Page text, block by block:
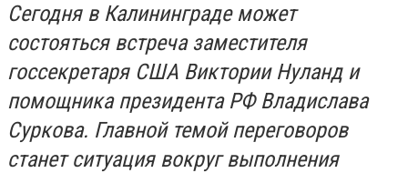
Сегодня в Калининграде может
состояться встреча заместителя
госсекретаря США Виктории Нуланд и
помощника президента РФ Владислава
Суркова. Главной темой переговоров
станет ситуация вокруг выполнения